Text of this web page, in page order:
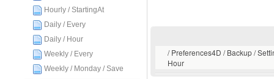
Hourly / StartingAt
Daily / Every
Daily / Hour
Weekly / Every
Weekly / Monday / Save
/ Preferences4D / Backup /
Hour